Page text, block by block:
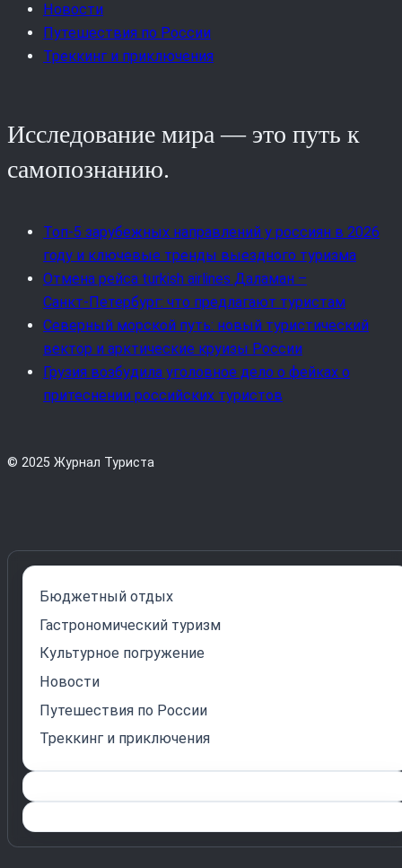
Новости
Путешествия по России
Треккинг и приключения
Исследование мира — это путь к
самопознанию.
Топ-5 зарубежных направлений у россиян в 2026
году и ключевые тренды выездного туризма
Отмена рейса turkish airlines Даламан –
Санкт‑Петербург: что предлагают туристам
Северный морской путь: новый туристический
вектор и арктические круизы России
Грузия возбудила уголовное дело о фейках о
притеснении российских туристов
© 2025 Журнал Туриста
Бюджетный отдых
Гастрономический туризм
Культурное погружение
Новости
Путешествия по России
Треккинг и приключения